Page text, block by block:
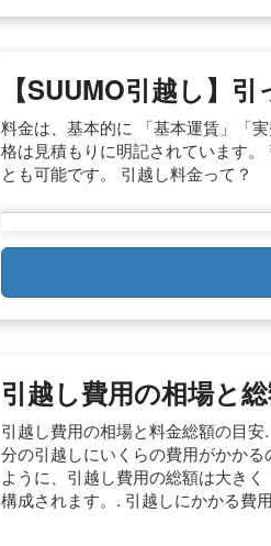
【SUUMO引越し】
料金は、基本的に 「基本運賃」「
格は見積もりに明記されています
とも可能です。 引越し料金って？
引越し費用の相場と
引越し費用の相場と料金総額の目
分の引越しにいくらの費用がかか
ように、引越し費用の総額は大き
構成されます。. 引越しにかかる費